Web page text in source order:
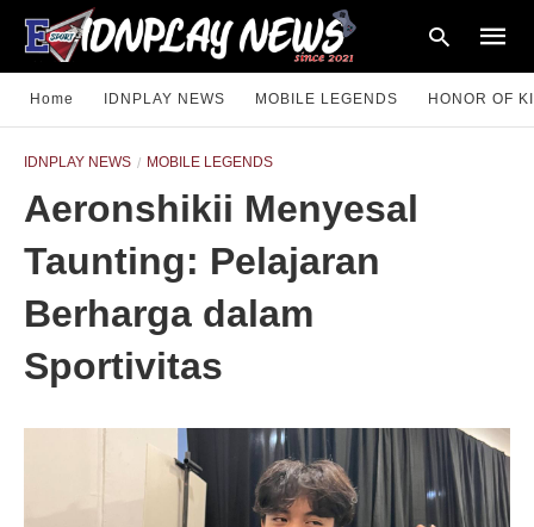
Home IDNPLAY NEWS MOBILE LEGENDS HONOR OF
IDNPLAY NEWS MOBILE LEGENDS
Aeronshikii Menyesal
Taunting: Pelajaran
Berharga dalam
Sportivitas